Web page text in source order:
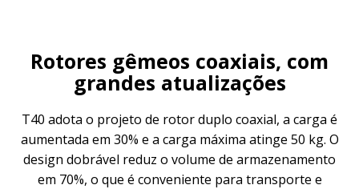
Rotores gêmeos coaxiais, com
grandes atualizações
T40 adota o projeto de rotor duplo coaxial, a carga é
aumentada em 30% e a carga máxima atinge 50 kg. O
design dobrável reduz o volume de armazenamento
em 70%, o que é conveniente para transporte e